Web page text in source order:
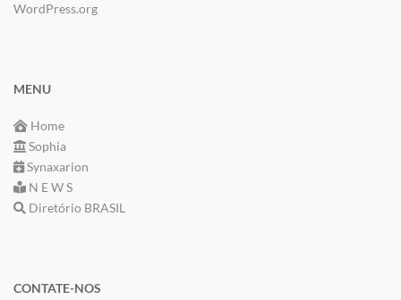
WordPress.org
MENU
Home
Sophia
Synaxarion
N E W S
Diretório BRASIL
CONTATE-NOS